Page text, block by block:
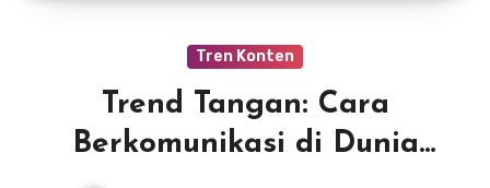
Tren Konten
Trend Tangan: Cara
Berkomunikasi di Dunia